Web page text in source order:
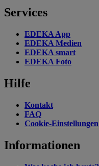
Services
EDEKA App
EDEKA Medien
EDEKA smart
EDEKA Foto
Hilfe
Kontakt
FAQ
Cookie-Einstellungen
Informationen